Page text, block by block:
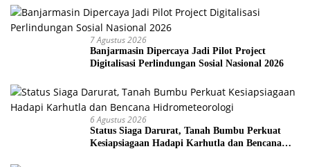
7 Agustus 2026
Banjarmasin Dipercaya Jadi Pilot Project
Digitalisasi Perlindungan Sosial Nasional 2026
6 Agustus 2026
Status Siaga Darurat, Tanah Bumbu Perkuat
Kesiapsiagaan Hadapi Karhutla dan Bencana